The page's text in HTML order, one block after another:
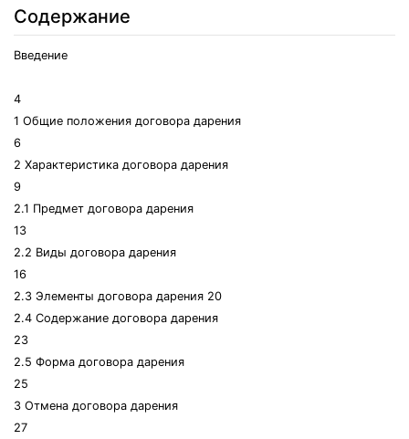
Содержание
Введение
4
1 Общие положения договора дарения
6
2 Характеристика договора дарения
9
2.1 Предмет договора дарения
13
2.2 Виды договора дарения
16
2.3 Элементы договора дарения 20
2.4 Содержание договора дарения
23
2.5 Форма договора дарения
25
3 Отмена договора дарения
27